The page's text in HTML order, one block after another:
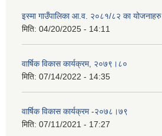
इस्मा गाउँपालिका आ.व. २०८१/८२ का योजनाहरु
मिति: 04/20/2025 - 14:11
वार्षिक विकास कार्यक्रम, २०७९।८०
मिति: 07/14/2022 - 14:35
वार्षिक विकास कार्यक्रम -२०७८।७९
मिति: 07/11/2021 - 17:27